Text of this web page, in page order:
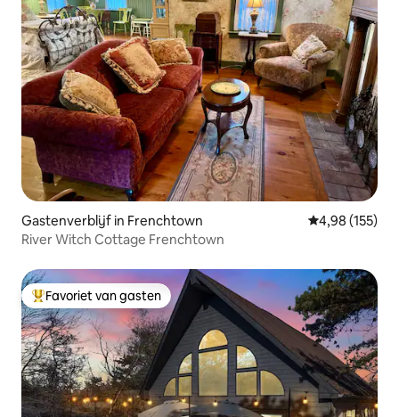
Gastenverblijf in Frenchtown Gemiddelde
4,98 (155)
River Witch Cottage Frenchtown
Topfavoriet van gasten
Favoriet van gasten